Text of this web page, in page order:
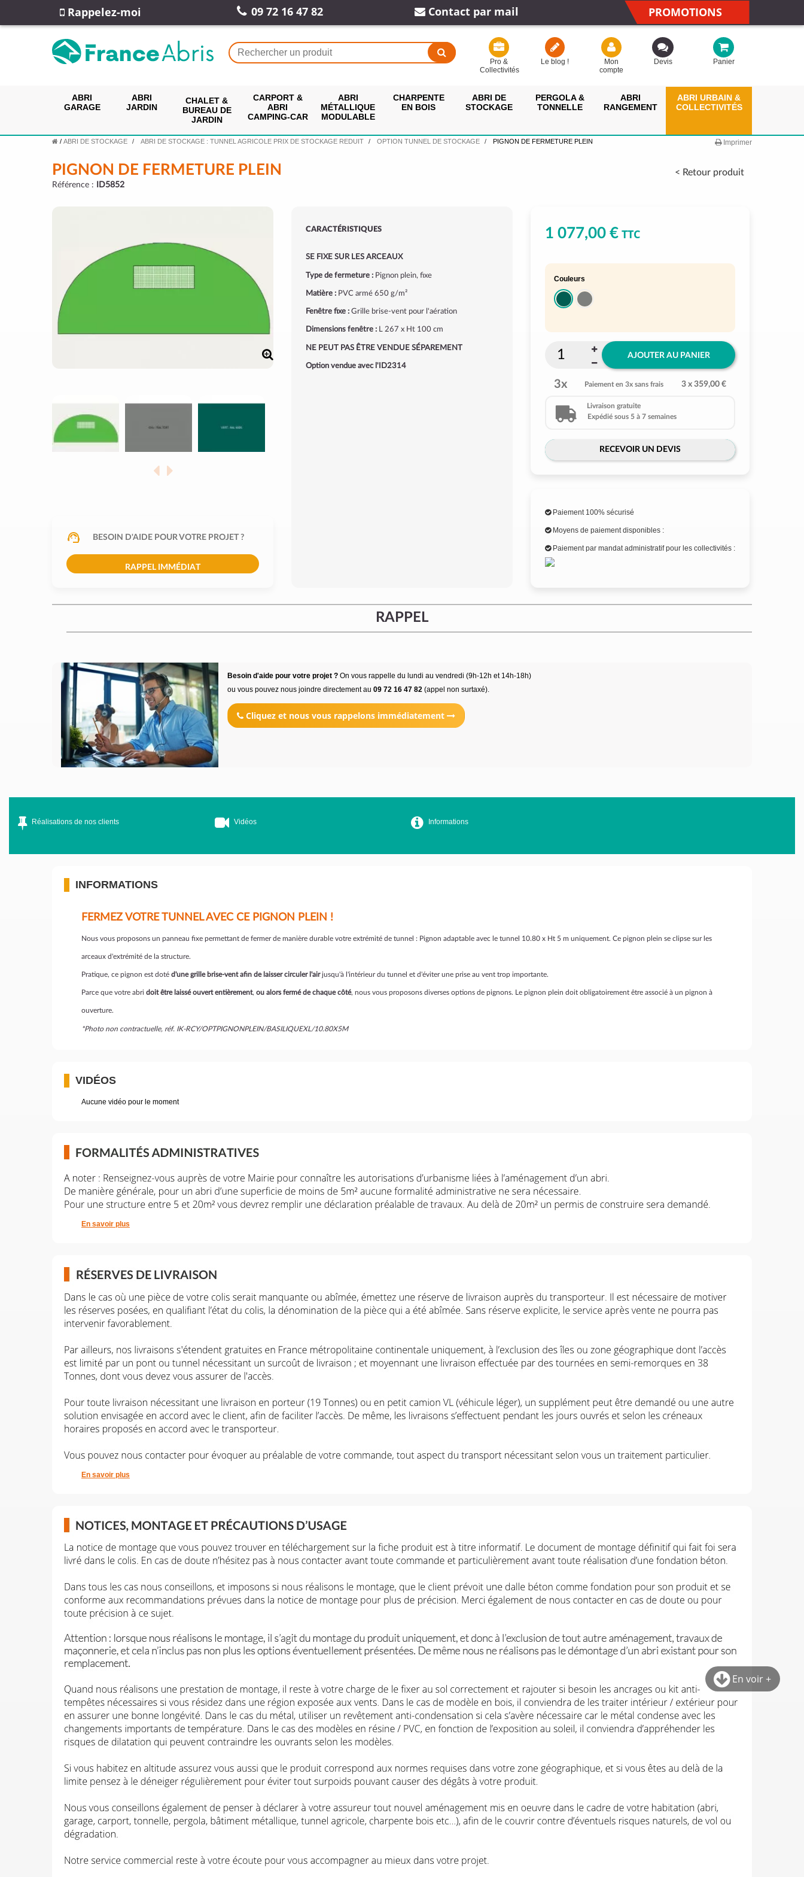
Rappelez-moi 09 72 16 47 82 Contact par mail PROMOTIONS
Pro &
Collectivités
Le blog !
Mon
compte
Devis Panier
ABRI
GARAGE
ABRI
JARDIN
CHALET &
BUREAU DE
JARDIN
CARPORT &
ABRI
CAMPING-CAR
ABRI
MÉTALLIQUE
MODULABLE
CHARPENTE
EN BOIS
ABRI DE
STOCKAGE
PERGOLA &
TONNELLE
ABRI
RANGEMENT
ABRI URBAIN &
COLLECTIVITÉS
/ ABRI DE STOCKAGE ABRI DE STOCKAGE : TUNNEL AGRICOLE PRIX DE STOCKAGE REDUIT OPTION TUNNEL DE STOCKAGE PIGNON DE FERMETURE PLEIN Imprimer
< Retour produit
PIGNON DE FERMETURE PLEIN
Référence : ID5852
BESOIN D'AIDE POUR VOTRE PROJET ?
RAPPEL IMMÉDIAT
CARACTÉRISTIQUES
SE FIXE SUR LES ARCEAUX
Type de fermeture :Pignon plein, fixe
Matière :PVC armé 650 g/m²
Fenêtre fixe :Grille brise-vent pour l'aération
Dimensions fenêtre :L 267 x Ht 100 cm
NE PEUT PAS ÊTRE VENDUE SÉPAREMENT
Option vendue avec l'ID2314
1 077,00 €TTC
Couleurs
AJOUTER AU PANIER
3x Paiement en 3x sans frais 3 x 359,00 €
Livraison gratuite
Expédié sous 5 à 7 semaines
RECEVOIR UN DEVIS
Paiement 100% sécurisé
Moyens de paiement disponibles :
Paiement par mandat administratif pour les collectivités :
RAPPEL
Besoin d'aide pour votre projet ?On vous rappelle du lundi au vendredi (9h-12h et 14h-18h)
ou vous pouvez nous joindre directement au 09 72 16 47 82(appel non surtaxé).
Cliquez et nous vous rappelons immédiatement
En voir +
Réalisations de nos clients Vidéos Informations
INFORMATIONS
FERMEZ VOTRE TUNNEL AVEC CE PIGNON PLEIN !
Nous vous proposons un panneau fixe permettant de fermer de manière durable votre extrémité de tunnel : Pignon adaptable avec le tunnel 10.80 x Ht 5 m uniquement. Ce pignon plein se clipse sur les
arceaux d'extrémité de la structure.
Pratique, ce pignon est doté d'une grille brise-vent afin de laisser circuler l'airjusqu'à l'intérieur du tunnel et d'éviter une prise au vent trop importante.
Parce que votre abri doit être laissé ouvert entièrement, ou alors fermé de chaque côté, nous vous proposons diverses options de pignons. Le pignon plein doit obligatoirement être associé à un pignon à
ouverture.
*Photo non contractuelle, réf. IK-RCY/OPTPIGNONPLEIN/BASILIQUEXL/10.80X5M
VIDÉOS
Aucune vidéo pour le moment
En savoir plus
En savoir plus